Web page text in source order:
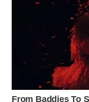
SUKABUMI